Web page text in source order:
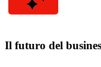
Il futuro del